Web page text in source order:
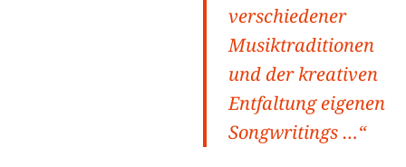
verschiedener
Musiktraditionen
und der kreativen
Entfaltung eigenen
Songwritings …“